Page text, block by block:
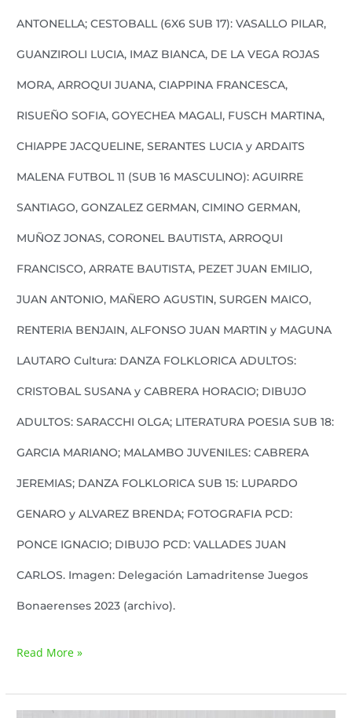
ANTONELLA; CESTOBALL (6X6 SUB 17): VASALLO PILAR,
GUANZIROLI LUCIA, IMAZ BIANCA, DE LA VEGA ROJAS
MORA, ARROQUI JUANA, CIAPPINA FRANCESCA,
RISUEÑO SOFIA, GOYECHEA MAGALI, FUSCH MARTINA,
CHIAPPE JACQUELINE, SERANTES LUCIA y ARDAITS
MALENA FUTBOL 11 (SUB 16 MASCULINO): AGUIRRE
SANTIAGO, GONZALEZ GERMAN, CIMINO GERMAN,
MUÑOZ JONAS, CORONEL BAUTISTA, ARROQUI
FRANCISCO, ARRATE BAUTISTA, PEZET JUAN EMILIO,
JUAN ANTONIO, MAÑERO AGUSTIN, SURGEN MAICO,
RENTERIA BENJAIN, ALFONSO JUAN MARTIN y MAGUNA
LAUTARO Cultura: DANZA FOLKLORICA ADULTOS:
CRISTOBAL SUSANA y CABRERA HORACIO; DIBUJO
ADULTOS: SARACCHI OLGA; LITERATURA POESIA SUB 18:
GARCIA MARIANO; MALAMBO JUVENILES: CABRERA
JEREMIAS; DANZA FOLKLORICA SUB 15: LUPARDO
GENARO y ALVAREZ BRENDA; FOTOGRAFIA PCD:
PONCE IGNACIO; DIBUJO PCD: VALLADES JUAN
CARLOS. Imagen: Delegación Lamadritense Juegos
Bonaerenses 2023 (archivo).
Read More »